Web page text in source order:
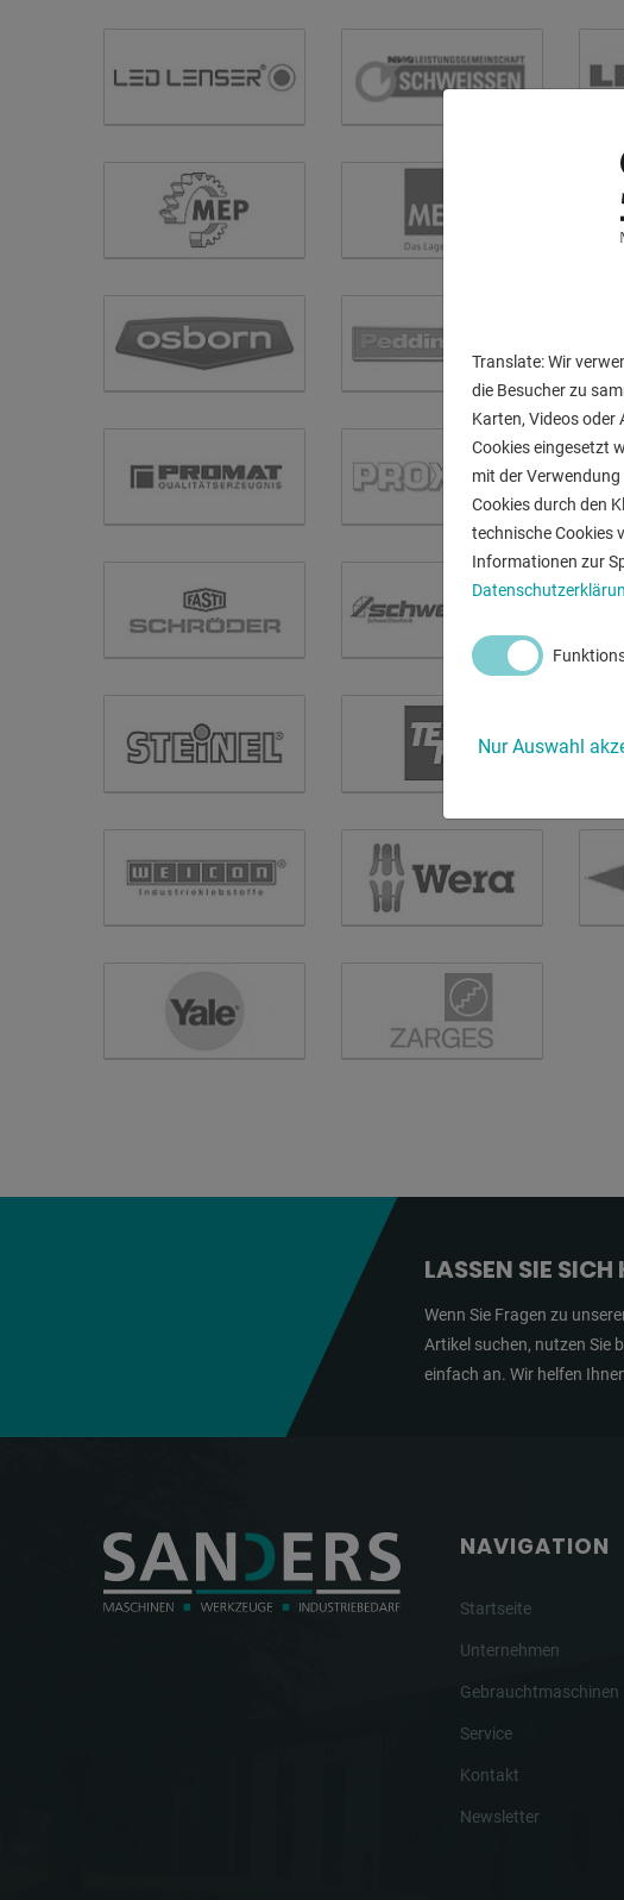
LASSEN SIE
Wenn Sie Fragen zu
Artikel suchen, nutzen Sie
einfach an. Wir helfen
NAVIGATION
Startseite
Unternehmen
Gebrauchtmaschinen
Service
Kontakt
Newsletter
Translate: Wir
die Besucher zu
Karten, Videos oder
Cookies eingesetzt
mit der
Cookies durch den
technische Cookies
Informationen zur
Nur Auswahl